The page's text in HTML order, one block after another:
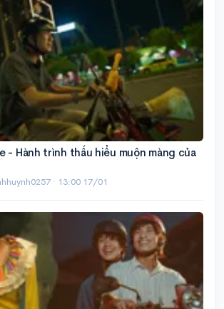
- Hành trình thấu hiểu muộn màng của
· 13:00 17/01